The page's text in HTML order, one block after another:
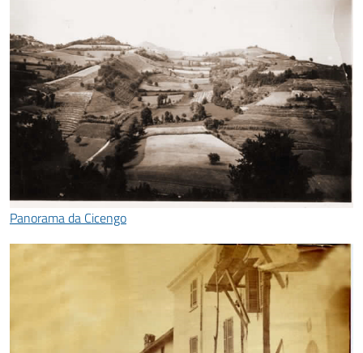
Panorama da Cicengo